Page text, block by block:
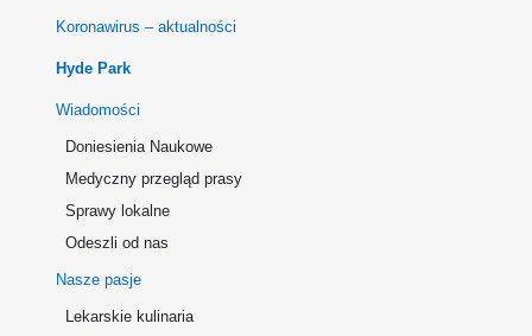
Koronawirus – aktualności
Hyde Park
Wiadomości
Doniesienia Naukowe
Medyczny przegląd prasy
Sprawy lokalne
Odeszli od nas
Nasze pasje
Lekarskie kulinaria